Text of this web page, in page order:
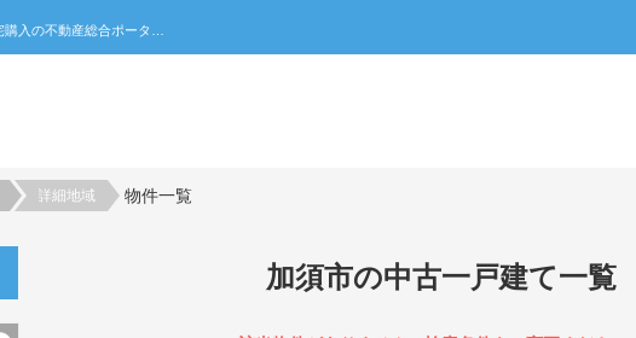
詳細地域 物件一覧
加須市の中古一戸建て一覧